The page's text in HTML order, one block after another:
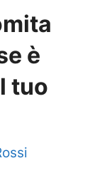
è
tuo